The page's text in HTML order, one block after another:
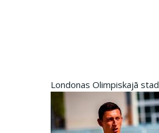
Londonas Olimpiskajā